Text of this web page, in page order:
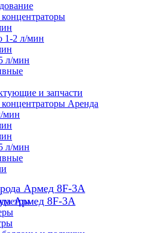
1-2 л/мин
л/мин
и запчасти
Аренда
мин
л/мин
Армед 8F-3A